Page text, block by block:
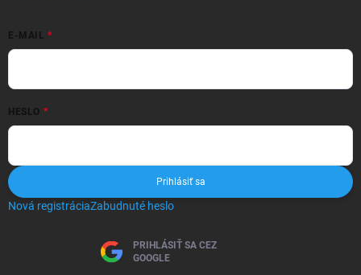
E-MAIL
HESLO
Prihlásiť sa
Nová registráciaZabudnuté heslo
PRIHLÁSIŤ SA CEZ
GOOGLE